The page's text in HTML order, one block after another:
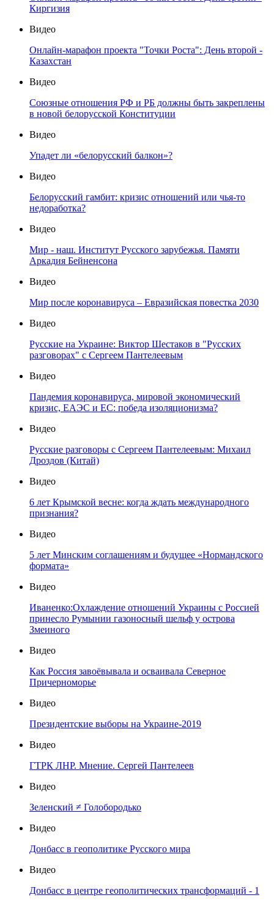
Киргизия
Видео
Онлайн-марафон проекта "Точки Роста": День второй -
Казахстан
Видео
Союзные отношения РФ и РБ должны быть закреплены
в новой белорусской Конституции
Видео
Упадет ли «белорусский балкон»?
Видео
Белорусский гамбит: кризис отношений или чья-то
недоработка?
Видео
Мир - наш. Институт Русского зарубежья. Памяти
Аркадия Бейненсона
Видео
Мир после коронавируса – Евразийская повестка 2030
Видео
Русские на Украине: Виктор Шестаков в "Русских
разговорах" с Сергеем Пантелеевым
Видео
Пандемия коронавируса, мировой экономический
кризис, ЕАЭС и ЕС: победа изоляционизма?
Видео
Русские разговоры с Сергеем Пантелеевым: Михаил
Дроздов (Китай)
Видео
6 лет Крымской весне: когда ждать международного
признания?
Видео
5 лет Минским соглашениям и будущее «Нормандского
формата»
Видео
Иваненко:Охлаждение отношений Украины с Россией
принесло Румынии газоносный шельф у острова
Змеиного
Видео
Как Россия завоёвывала и осваивала Северное
Причерноморье
Видео
Президентские выборы на Украине-2019
Видео
ГТРК ЛНР. Мнение. Сергей Пантелеев
Видео
Зеленский ≠ Голобородько
Видео
Донбасс в геополитике Русского мира
Видео
Донбасс в центре геополитических трансформаций - 1